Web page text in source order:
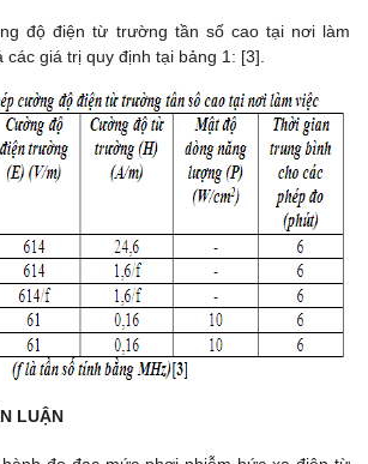
độ điện từ trường tần số cao tại nơi làm
giá trị quy định tại bảng 1: [3].
LUẬN